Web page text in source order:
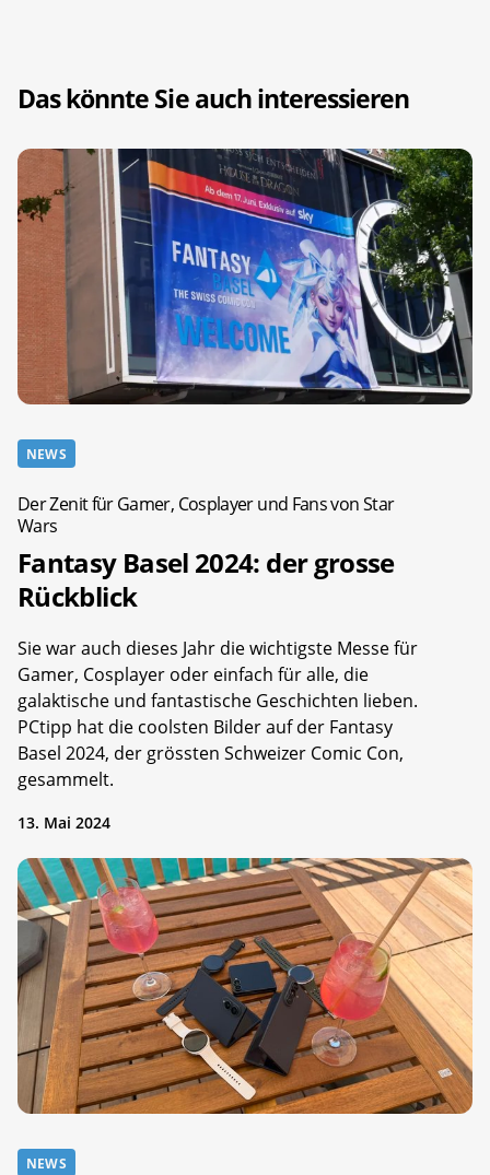
Das könnte Sie auch interessieren
NEWS
Der Zenit für Gamer, Cosplayer und Fans von Star
Wars
Fantasy Basel 2024: der grosse
Rückblick
Sie war auch dieses Jahr die wichtigste Messe für
Gamer, Cosplayer oder einfach für alle, die
galaktische und fantastische Geschichten lieben.
PCtipp hat die coolsten Bilder auf der Fantasy
Basel 2024, der grössten Schweizer Comic Con,
gesammelt.
13. Mai 2024
NEWS